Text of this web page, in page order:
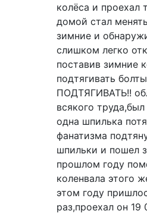
колёса и проехал
домой стал
зимние и
слишком легко
поставив зимние
подтягивать
ПОДТЯГИВАТЬ!!
всякого
одна шпилька
фанатизма
шпильки и пошел
прошлом году
коленвала этого
этом году
раз,проехал он